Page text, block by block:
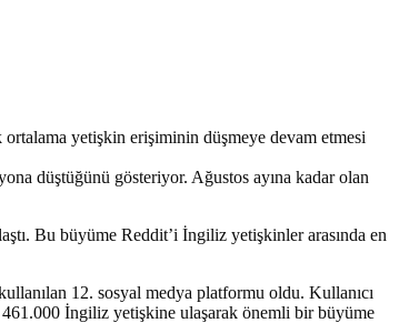
yetişkin erişiminin düşmeye devam etmesi
düştüğünü gösteriyor. Ağustos ayına kadar olan
Bu büyüme Reddit’i İngiliz yetişkinler arasında en
12. sosyal medya platformu oldu. Kullanıcı
461.000 İngiliz yetişkine ulaşarak önemli bir büyüme